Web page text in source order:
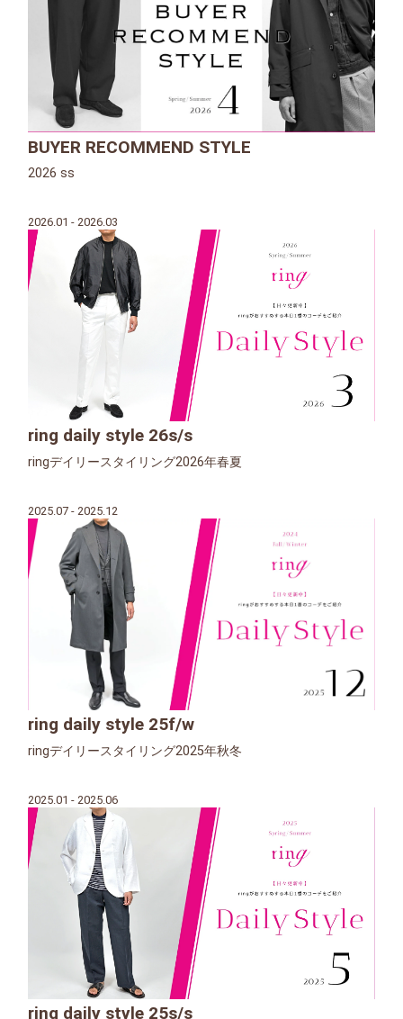
BUYER RECOMMEND STYLE
2026 ss
2026.01 - 2026.03
ring daily style 26s/s
ringデイリースタイリング2026年春夏
2025.07 - 2025.12
ring daily style 25f/w
ringデイリースタイリング2025年秋冬
2025.01 - 2025.06
ring daily style 25s/s